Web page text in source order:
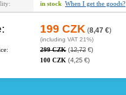
in stock When I get the goods?
199 CZK (8,47 €)
(including VAT 21%)
299 CZK (12,72 €)
100 CZK (4,25 €)